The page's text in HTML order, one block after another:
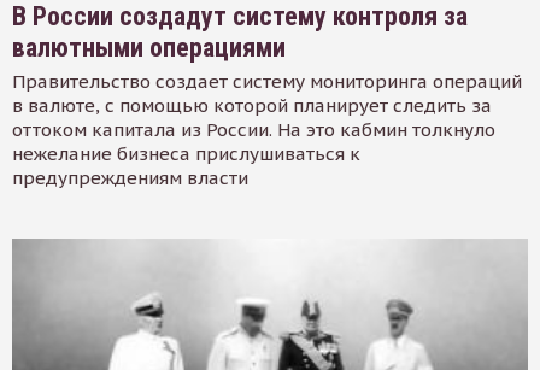
В России создадут систему контроля за
валютными операциями
Правительство создает систему мониторинга операций
в валюте, с помощью которой планирует следить за
оттоком капитала из России. На это кабмин толкнуло
нежелание бизнеса прислушиваться к
предупреждениям власти